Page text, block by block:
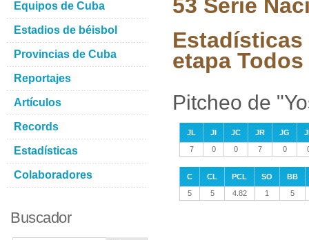
53 Serie
Estadísticas
etapa
Pitcheo de
JL JI JC JR JG
7
0 0 7 0
C CL PCL SO
BB
5
5 4.82 1 5
Equipos de Cuba
Estadios de béisbol
Provincias de Cuba
Reportajes
Artículos
Records
Estadísticas
Colaboradores
Buscador